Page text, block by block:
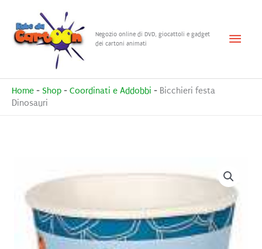
contenuto
Negozio online di DVD, giocattoli e gadget
dei cartoni animati
Menu
Home - Shop - Coordinati e Addobbi - Bicchieri festa
Dinosauri